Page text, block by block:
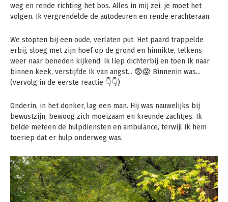
weg en rende richting het bos. Alles in mij zei: je moet het
volgen. Ik vergrendelde de autodeuren en rende erachteraan.
We stopten bij een oude, verlaten put. Het paard trappelde
erbij, sloeg met zijn hoef op de grond en hinnikte, telkens
weer naar beneden kijkend. Ik liep dichterbij en toen ik naar
binnen keek, verstijfde ik van angst… 😨😱 Binnenin was…
(vervolg in de eerste reactie 👇👇)
Onderin, in het donker, lag een man. Hij was nauwelijks bij
bewustzijn, bewoog zich moeizaam en kreunde zachtjes. Ik
belde meteen de hulpdiensten en ambulance, terwijl ik hem
toeriep dat er hulp onderweg was.